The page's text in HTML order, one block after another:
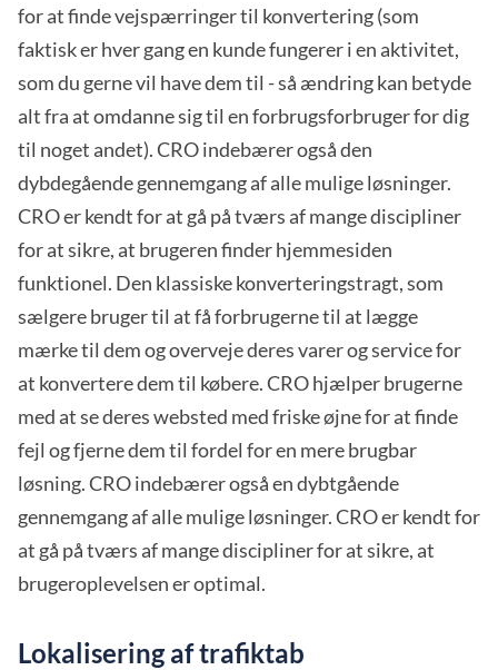
for at finde vejspærringer til konvertering (som
faktisk er hver gang en kunde fungerer i en aktivitet,
som du gerne vil have dem til - så ændring kan betyde
alt fra at omdanne sig til en forbrugsforbruger for dig
til noget andet). CRO indebærer også den
dybdegående gennemgang af alle mulige løsninger.
CRO er kendt for at gå på tværs af mange discipliner
for at sikre, at brugeren finder hjemmesiden
funktionel. Den klassiske konverteringstragt, som
sælgere bruger til at få forbrugerne til at lægge
mærke til dem og overveje deres varer og service for
at konvertere dem til købere. CRO hjælper brugerne
med at se deres websted med friske øjne for at finde
fejl og fjerne dem til fordel for en mere brugbar
løsning. CRO indebærer også en dybtgående
gennemgang af alle mulige løsninger. CRO er kendt for
at gå på tværs af mange discipliner for at sikre, at
brugeroplevelsen er optimal.
Lokalisering af trafiktab